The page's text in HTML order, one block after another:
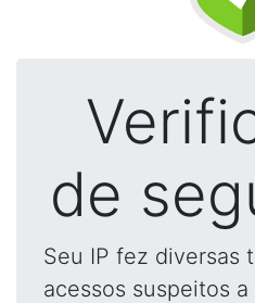
de
Seu IP fez diversas
acessos suspeitos